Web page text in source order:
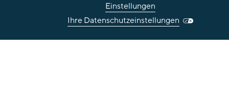
Einstellungen
Ihre Datenschutzeinstellungen